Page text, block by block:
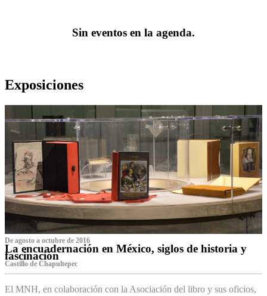
Sin eventos en la agenda.
Exposiciones
De agosto a octubre de 2016
La encuadernación en México, siglos de historia y
fascinación
Castillo de Chapultepec
El MNH, en colaboración con la Asociación del libro y sus oficios,